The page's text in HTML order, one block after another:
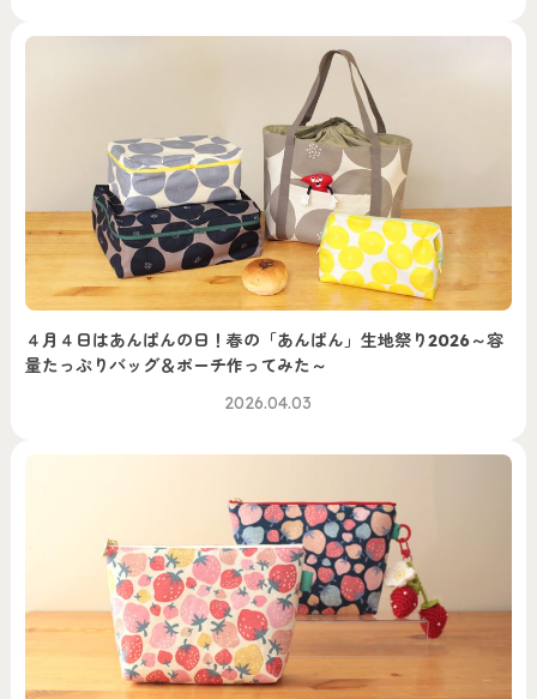
４月４日はあんぱんの日！春の「あんぱん」生地祭り2026～容
量たっぷりバッグ＆ポーチ作ってみた～
2026.04.03